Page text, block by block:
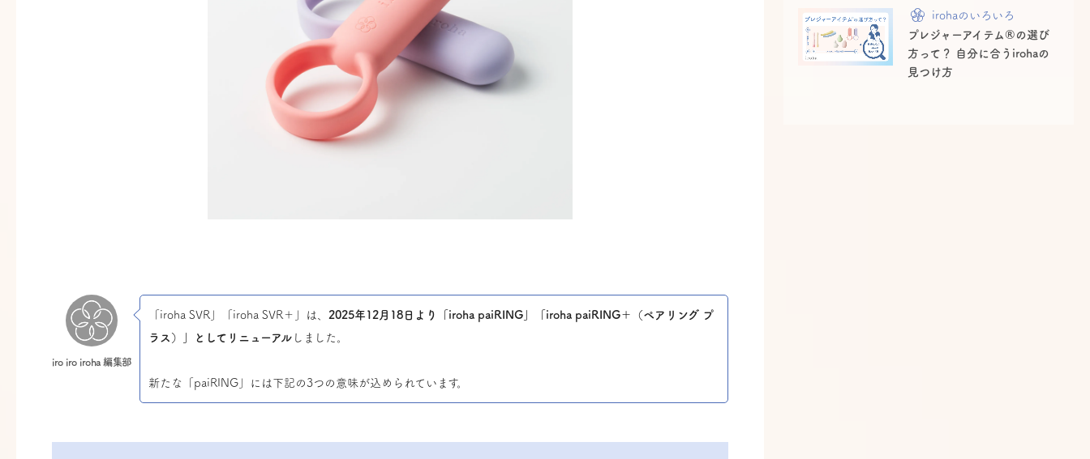
iro iro iroha 編集部
「iroha SVR」「iroha SVR＋」は、 2025年12月18日より「iroha paiRING」「iroha paiRING＋（ペアリング プ
ラス）」としてリニューアルしました。
新たな「paiRING」には下記の3つの意味が込められています。
irohaのいろいろ
プレジャーアイテム®の選び
方って？ 自分に合うirohaの
見つけ方